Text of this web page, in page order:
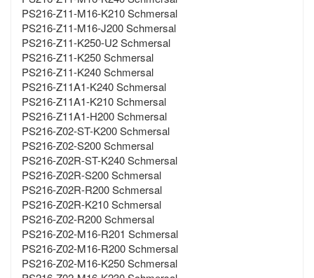
PS216-Z11-M16-K210 Schmersal
PS216-Z11-M16-J200 Schmersal
PS216-Z11-K250-U2 Schmersal
PS216-Z11-K250 Schmersal
PS216-Z11-K240 Schmersal
PS216-Z11A1-K240 Schmersal
PS216-Z11A1-K210 Schmersal
PS216-Z11A1-H200 Schmersal
PS216-Z02-ST-K200 Schmersal
PS216-Z02-S200 Schmersal
PS216-Z02R-ST-K240 Schmersal
PS216-Z02R-S200 Schmersal
PS216-Z02R-R200 Schmersal
PS216-Z02R-K210 Schmersal
PS216-Z02-R200 Schmersal
PS216-Z02-M16-R201 Schmersal
PS216-Z02-M16-R200 Schmersal
PS216-Z02-M16-K250 Schmersal